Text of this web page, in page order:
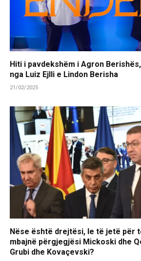
Hiti i pavdekshëm i Agron
nga Luiz Ejlli e Lindon Berisha
21/02/2025
Nëse është drejtësi, le të jetë për
mbajnë përgjegjësi Mickoski dhe
Grubi dhe Kovaçevski?